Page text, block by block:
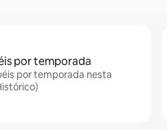
por temporada
por temporada nesta